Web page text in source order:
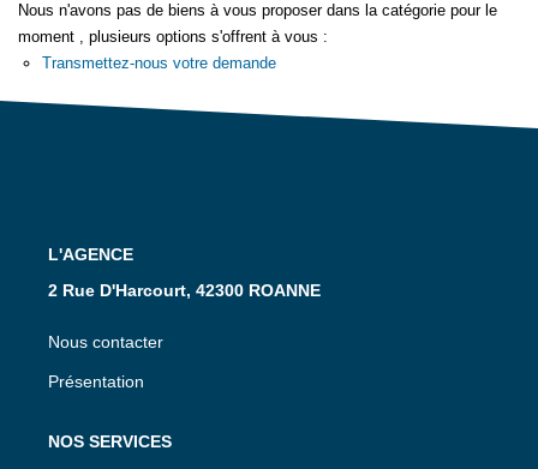
Feng Shui De L’immobilier
Nos Actualités
Nos Honoraires
EN
Nous n'avons pas de biens à vous proposer dans la catégorie pour le
moment , plusieurs options s'offrent à vous :
Transmettez-nous votre demande
L'AGENCE
2 Rue D'Harcourt, 42300 ROANNE
Nous contacter
Présentation
NOS SERVICES